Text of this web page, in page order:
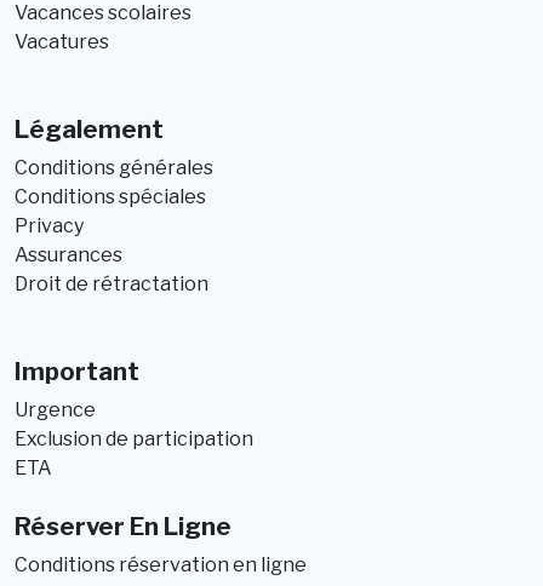
Vacances scolaires
Vacatures
Légalement
Conditions générales
Conditions spéciales
Privacy
Assurances
Droit de rétractation
Important
Urgence
Exclusion de participation
ETA
Réserver En Ligne
Conditions réservation en ligne